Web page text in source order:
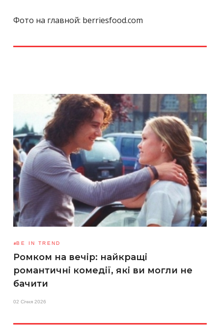
Фото на главной: berriesfood.com
BE IN TREND
Ромком на вечір: найкращі
романтичні комедії, які ви могли не
бачити
02 Січня 2026